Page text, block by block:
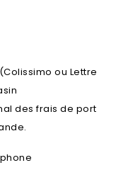
ou Lettre
des frais de port